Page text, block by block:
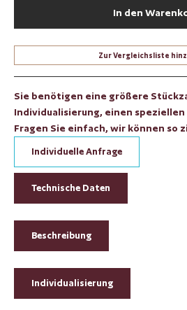
In den
Zur Vergleichsliste
Sie benötigen eine größere
Individualisierung, einen
Fragen Sie einfach, wir können so
Individuelle Anfrage
Technische Daten
Beschreibung
Individualisierung